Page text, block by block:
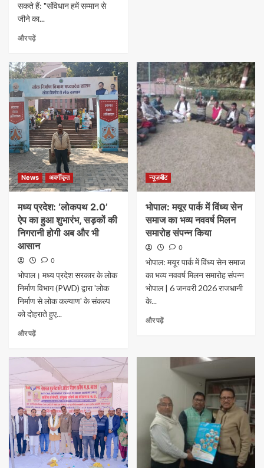
सकते हैं: ​"संविधान हमें सम्मान से
जीने का...
और पढ़ें
News अवर्गीकृत
मध्य प्रदेश: ‘लोकपथ 2.0’
ऐप का हुआ शुभारंभ, सड़कों की
निगरानी होगी अब और भी
आसान
0
​भोपाल। मध्य प्रदेश सरकार के लोक
निर्माण विभाग (PWD) द्वारा 'लोक
निर्माण से लोक कल्याण' के संकल्प
को दोहराते हुए...
और पढ़ें
न्यूज़बीट
भोपाल: मयूर पार्क में विंध्य सेन
समाज का भव्य नववर्ष मिलन
समारोह संपन्न किया
0
भोपाल: मयूर पार्क में विंध्य सेन समाज
का भव्य नववर्ष मिलन समारोह संपन्न ​
भोपाल | 6 जनवरी 2026 ​राजधानी
के...
और पढ़ें